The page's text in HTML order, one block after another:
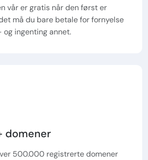
vår er gratis når den først er
må du bare betale for fornyelse
og ingenting annet.
domener
500.000 registrerte domener